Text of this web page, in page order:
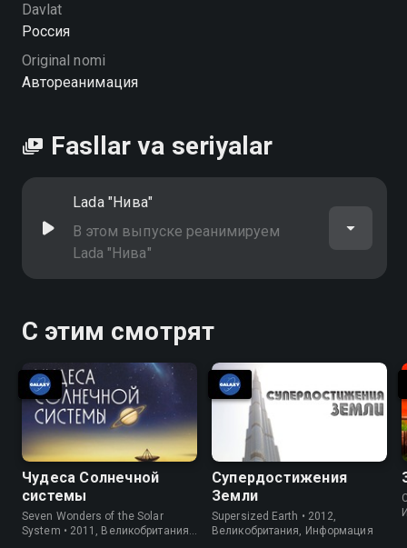
Davlat
Россия
Original nomi
Автореанимация
Fasllar va seriyalar
Lada "‎Нива"
В этом выпуске реанимируем
Lada "‎Нива"
С этим смотрят
Чудеса Солнечной
системы
Seven Wonders of the Solar
System • 2011, Великобритания,
Супердостижения
Земли
Supersized Earth • 2012,
Великобритания, Информация